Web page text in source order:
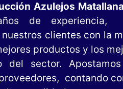
Azulejos Matallana
de experiencia,
clientes con la
productos y los
del sector.
contando